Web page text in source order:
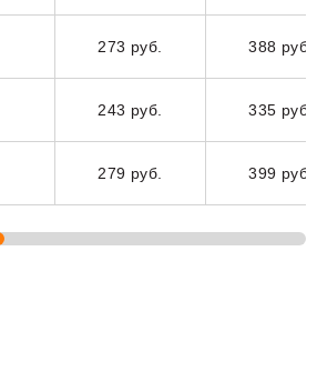
273 руб. 388 руб.
243 руб. 335 руб.
279 руб. 399 руб.